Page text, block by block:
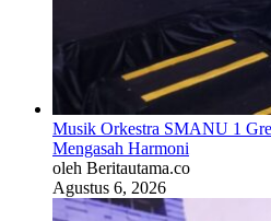
Musik Orkestra SMANU 1
Mengasah Harmoni
oleh Beritautama.co
Agustus 6, 2026